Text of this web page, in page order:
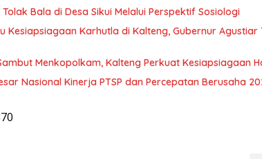
Bala di Desa Sikui Melalui Perspektif Sosiologi
Kesiapsiagaan Karhutla di Kalteng, Gubernur Agustiar
Menkopolkam, Kalteng Perkuat Kesiapsiagaan
Nasional Kinerja PTSP dan Percepatan Berusaha